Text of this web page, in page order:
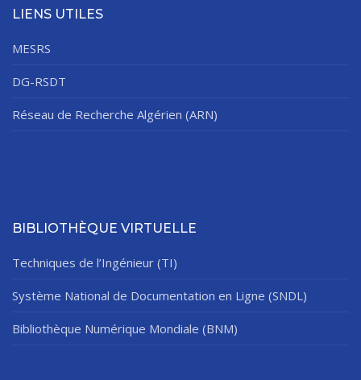
LIENS UTILES
MESRS
DG-RSDT
Réseau de Recherche Algérien (ARN)
BIBLIOTHÈQUE VIRTUELLE
Techniques de l’Ingénieur (TI)
Système National de Documentation en Ligne (SNDL)
Bibliothèque Numérique Mondiale (BNM)